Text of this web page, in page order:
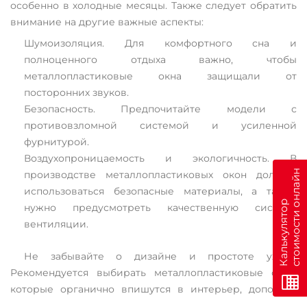
особенно в холодные месяцы. Также следует обратить
внимание на другие важные аспекты:
Шумоизоляция. Для комфортного сна и
полноценного отдыха важно, чтобы
металлопластиковые окна защищали от
посторонних звуков.
Безопасность. Предпочитайте модели с
противовзломной системой и усиленной
фурнитурой.
Воздухопроницаемость и экологичность. В
производстве металлопластиковых окон должны
использоваться безопасные материалы, а также
нужно предусмотреть качественную систему
вентиляции.
Не забывайте о дизайне и простоте ухода.
Рекомендуется выбирать металлопластиковые окна,
которые органично впишутся в интерьер, дополняя
К
а
л
ь
к
у
л
я
т
о
р
с
т
о
и
м
о
с
т
и
о
н
л
а
йн